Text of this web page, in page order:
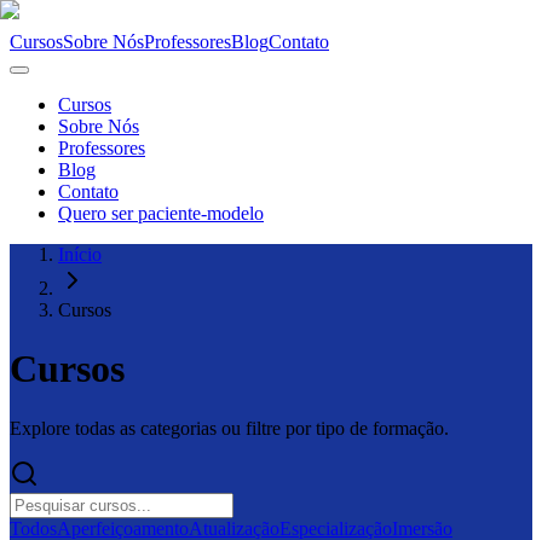
CursosSobre NósProfessoresBlogContato
Cursos
Sobre Nós
Professores
Blog
Contato
Quero ser paciente-modelo
Início
Cursos
Cursos
Explore todas as categorias ou filtre por tipo de formação.
TodosAperfeiçoamentoAtualizaçãoEspecializaçãoImersão